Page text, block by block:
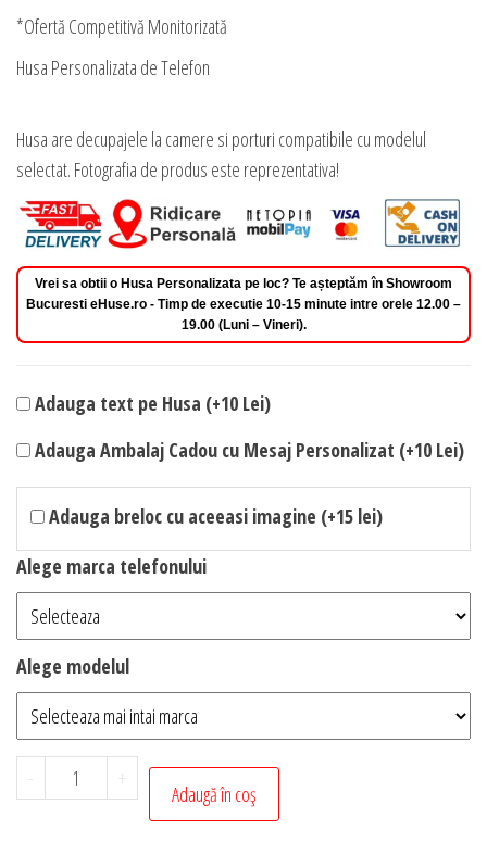
*Ofertă Competitivă Monitorizată
Husa Personalizata de Telefon
Husa are decupajele la camere si porturi compatibile cu modelul
selectat. Fotografia de produs este reprezentativa!
Vrei sa obtii o Husa Personalizata pe loc? Te așteptăm în Showroom
Bucuresti eHuse.ro - Timp de executie 10-15 minute intre orele 12.00 –
19.00 (Luni – Vineri).
Adauga text pe Husa (+10 Lei)
Adauga Ambalaj Cadou cu Mesaj Personalizat (+10 Lei)
Adauga breloc cu aceeasi imagine (+15 lei)
Alege marca telefonului
Alege modelul
-
Cantitate
Husa
+
Adaugă în coș